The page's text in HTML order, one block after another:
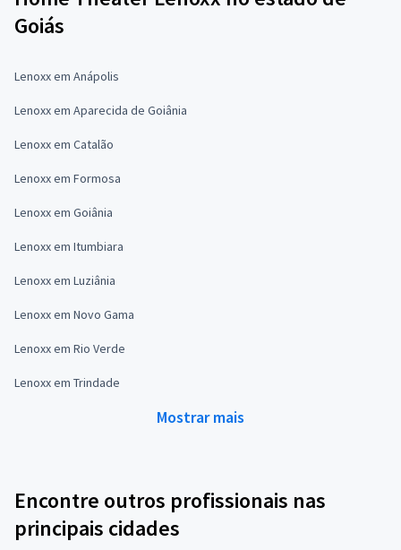
Goiás
Lenoxx em Anápolis
Lenoxx em Aparecida de Goiânia
Lenoxx em Catalão
Lenoxx em Formosa
Lenoxx em Goiânia
Lenoxx em Itumbiara
Lenoxx em Luziânia
Lenoxx em Novo Gama
Lenoxx em Rio Verde
Lenoxx em Trindade
Mostrar mais
Encontre outros profissionais nas
principais cidades